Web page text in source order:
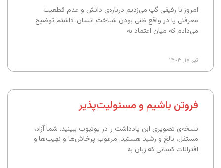
امروز با رفیقی گپ می‌زدیم درباره‌ی دانش و عدم قطعیت
معرفتی یا در واقع ظنی بودن شناخت انسان. داشتم توضیح
می‌دادم که میان اعتماد به
تیر ۱۷, ۱۴۰۳
فروتن‌ باشیم و مسئولیت‌پذیر
نسخه‌ی تصویری این یادداشت را در یوتیوب ببینید. شما آزاد،‌
مستقل، بالغ و رشید هستید. مرعوب پرخاش‌ها و نهیب‌ها و
افترائات کسانی که زبان به